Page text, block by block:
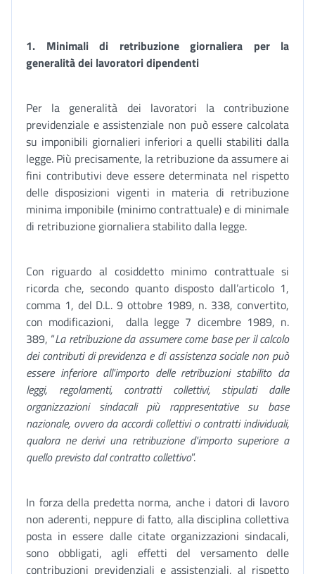
1. Minimali di retribuzione giornaliera per la
generalità dei lavoratori dipendenti
Per la generalità dei lavoratori la contribuzione
previdenziale e assistenziale non può essere calcolata
su imponibili giornalieri inferiori a quelli stabiliti dalla
legge. Più precisamente, la retribuzione da assumere ai
fini contributivi deve essere determinata nel rispetto
delle disposizioni vigenti in materia di retribuzione
minima imponibile (minimo contrattuale) e di minimale
di retribuzione giornaliera stabilito dalla legge.
Con riguardo al cosiddetto minimo contrattuale si
ricorda che, secondo quanto disposto dall’articolo 1,
comma 1, del D.L. 9 ottobre 1989, n. 338, convertito,
con modificazioni, dalla legge 7 dicembre 1989, n.
389, “La retribuzione da assumere come base per il calcolo
dei contributi di previdenza e di assistenza sociale non può
essere inferiore all'importo delle retribuzioni stabilito da
leggi, regolamenti, contratti collettivi, stipulati dalle
organizzazioni sindacali più rappresentative su base
nazionale, ovvero da accordi collettivi o contratti individuali,
qualora ne derivi una retribuzione d'importo superiore a
quello previsto dal contratto collettivo”.
In forza della predetta norma, anche i datori di lavoro
non aderenti, neppure di fatto, alla disciplina collettiva
posta in essere dalle citate organizzazioni sindacali,
sono obbligati, agli effetti del versamento delle
contribuzioni previdenziali e assistenziali, al rispetto